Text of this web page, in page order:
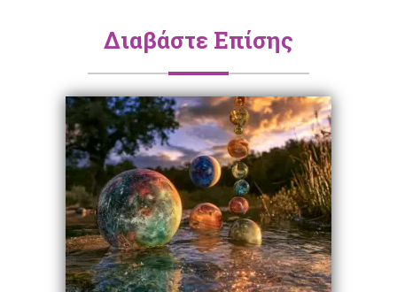
Διαβάστε Επίσης